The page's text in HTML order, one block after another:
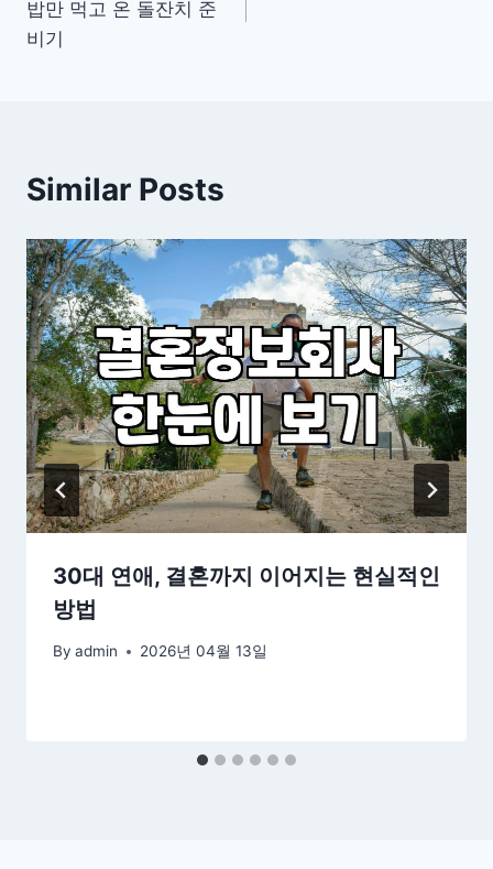
색
밥만 먹고 온 돌잔치 준
비기
Similar Posts
30대 연애, 결혼까지 이어지는 현실적인
방법
By admin 2026년 04월 13일